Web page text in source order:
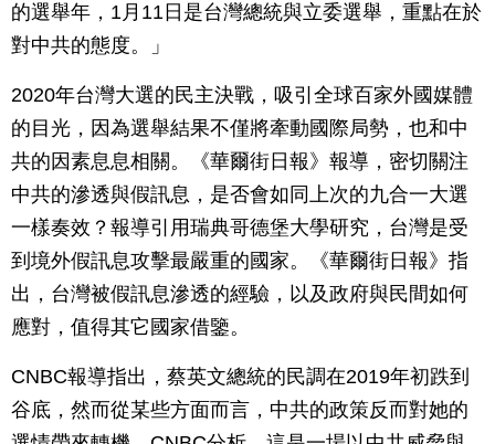
的選舉年，1月11日是台灣總統與立委選舉，重點在於
對中共的態度。」
2020年台灣大選的民主決戰，吸引全球百家外國媒體
的目光，因為選舉結果不僅將牽動國際局勢，也和中
共的因素息息相關。《華爾街日報》報導，密切關注
中共的滲透與假訊息，是否會如同上次的九合一大選
一樣奏效？報導引用瑞典哥德堡大學研究，台灣是受
到境外假訊息攻擊最嚴重的國家。《華爾街日報》指
出，台灣被假訊息滲透的經驗，以及政府與民間如何
應對，值得其它國家借鑒。
CNBC報導指出，蔡英文總統的民調在2019年初跌到
谷底，然而從某些方面而言，中共的政策反而對她的